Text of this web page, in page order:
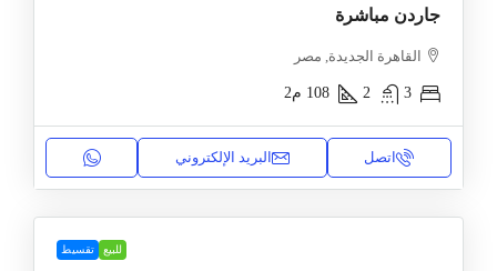
جاردن مباشرة
القاهرة الجديدة, مصر
3
2
108 م2
اتصل البريد الإلكتروني
للبيع تقسيط